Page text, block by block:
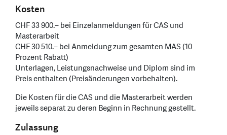
Kosten
CHF 33 900.– bei Einzelanmeldungen für CAS und
Masterarbeit
CHF 30 510.– bei Anmeldung zum gesamten MAS (10
Prozent Rabatt)
Unterlagen, Leistungsnachweise und Diplom sind im
Preis enthalten (Preisänderungen vorbehalten).
Die Kosten für die CAS und die Masterarbeit werden
jeweils separat zu deren Beginn in Rechnung gestellt.
Zulassung